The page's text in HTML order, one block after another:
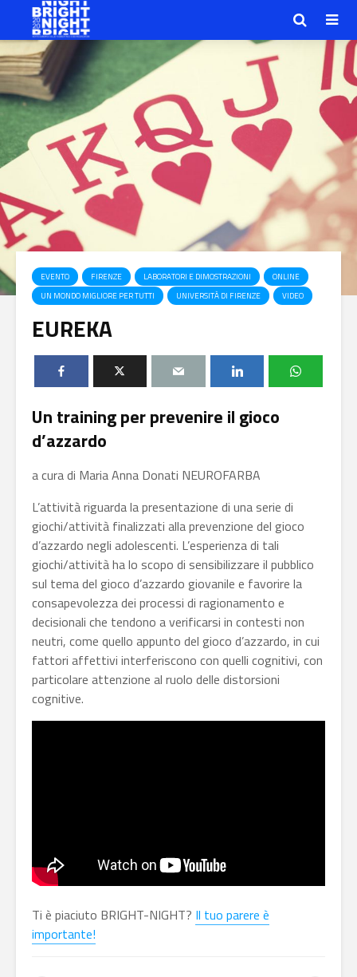
EVENTO FIRENZE LABORATORI E DIMOSTRAZIONI
ONLINE
UN MONDO MIGLIORE PER TUTTI
UNIVERSITÀ DI FIRENZE VIDEO
EUREKA
Un training per prevenire il gioco
d’azzardo
a cura di Maria Anna Donati NEUROFARBA
L’attività riguarda la presentazione di una serie di
giochi/attività finalizzati alla prevenzione del gioco
d’azzardo negli adolescenti. L’esperienza di tali
giochi/attività ha lo scopo di sensibilizzare il pubblico
sul tema del gioco d’azzardo giovanile e favorire la
consapevolezza dei processi di ragionamento e
decisionali che tendono a verificarsi in contesti non
neutri, come quello appunto del gioco d’azzardo, in cui
fattori affettivi interferiscono con quelli cognitivi, con
particolare attenzione al ruolo delle distorsioni
cognitive.
Ti è piaciuto BRIGHT-NIGHT? Il tuo parere è
importante!